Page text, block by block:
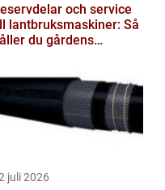
och service
lantbruksmaskiner: Så
du gårdens
juli 2026